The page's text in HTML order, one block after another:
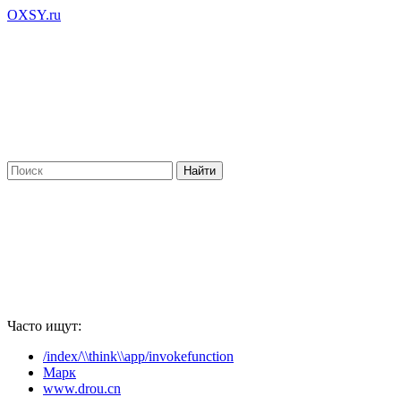
OXSY.ru
Часто ищут:
/index/\\think\\app/invokefunction
Марк
www.drou.cn